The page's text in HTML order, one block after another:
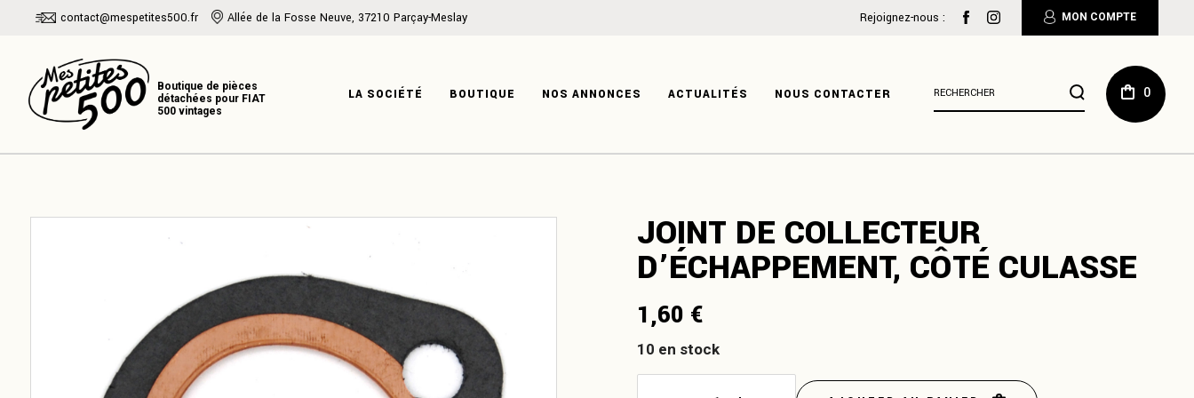
contact@mespetites500.fr Allée de la Fosse Neuve, 37210 Parçay-Meslay Rejoignez-nous : MON COMPTE
LA SOCIÉTÉ
NOTRE EXPERTISE
BOUTIQUE
PRODUITS DÉRIVÉS
NOS ANNONCES ACTUALITÉS NOUS CONTACTER
de
recherche
0
NOTRE EXPERTISE
HABITACLE
:
JOINT DE COLLECTEUR
D’ÉCHAPPEMENT, CÔTÉ CULASSE
1,60 €
10 en stock